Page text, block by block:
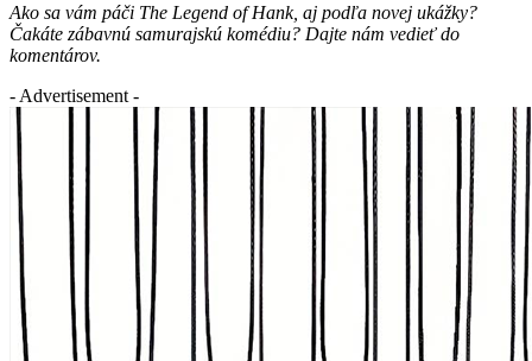
Ako sa vám páči The Legend of Hank, aj podľa novej ukážky?
Čakáte zábavnú samurajskú komédiu? Dajte nám vedieť do
komentárov.
- Advertisement -